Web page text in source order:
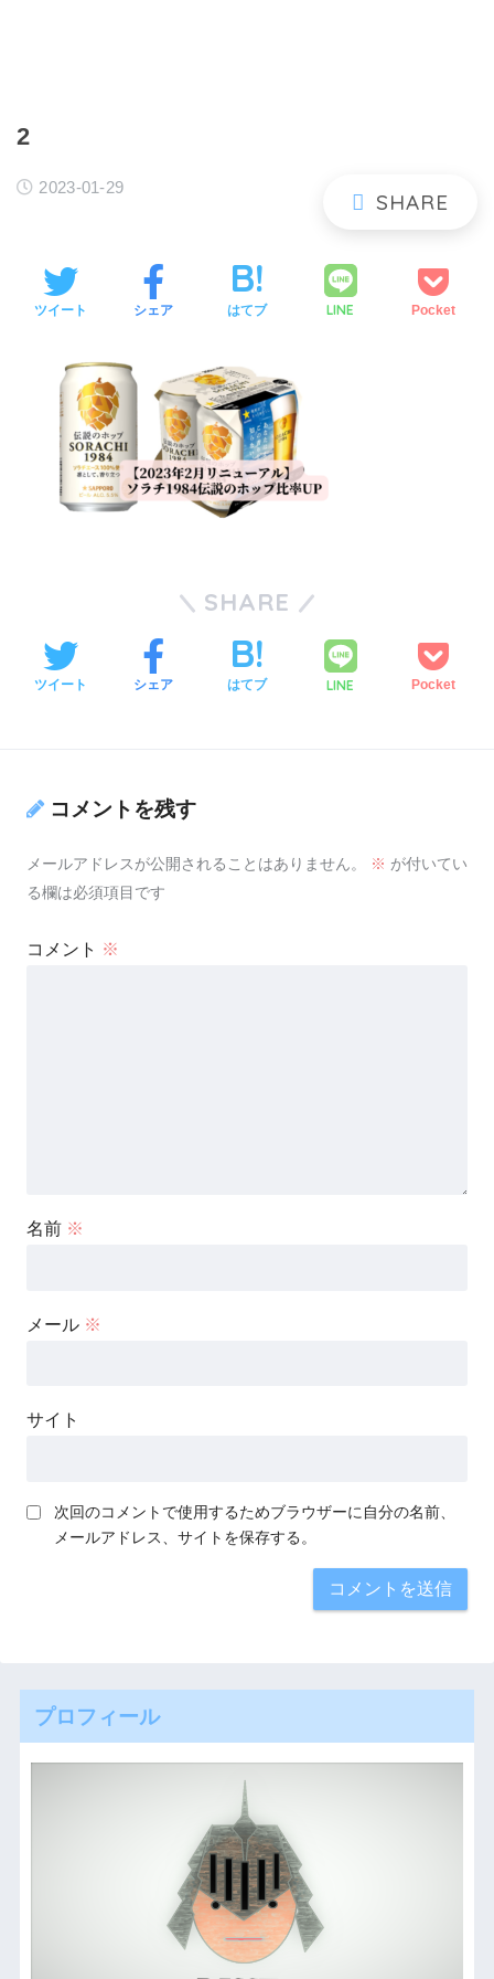
2
2023-01-29
ツイート シェア はてブ LINE Pocket
SHARE
ツイート シェア はてブ LINE Pocket
コメントを残す
メールアドレスが公開されることはありません。 ※ が付いてい
る欄は必須項目です
コメント ※
名前 ※
メール ※
サイト
次回のコメントで使用するためブラウザーに自分の名前、
メールアドレス、サイトを保存する。
プロフィール